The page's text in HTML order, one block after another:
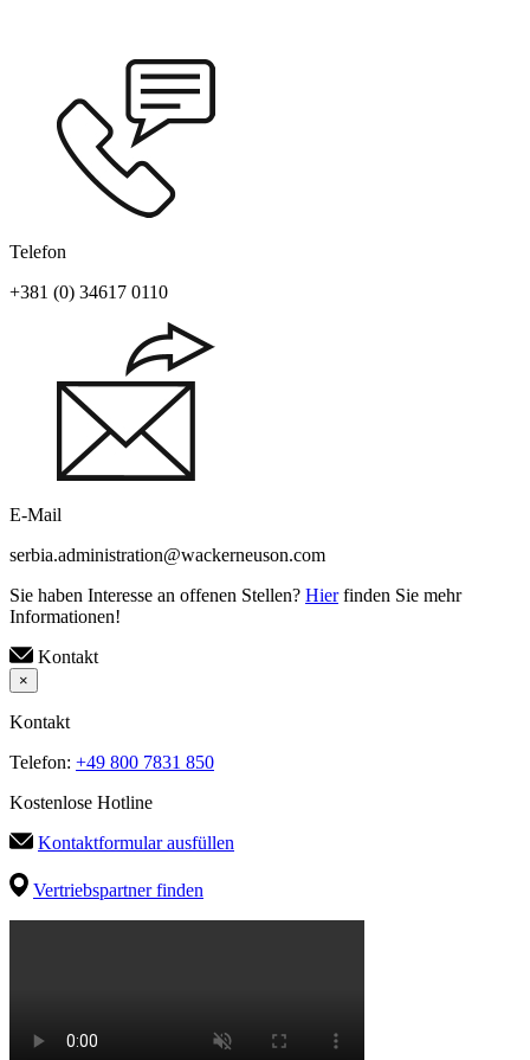
Telefon
+381 (0) 34617 0110
E-Mail
serbia.administration@wackerneuson.com
Sie haben Interesse an offenen Stellen? Hierfinden Sie mehr
Informationen!
Kontakt
×
Kontakt
Telefon: +49 800 7831 850
Kostenlose Hotline
Kontaktformular ausfüllen
Vertriebspartner finden